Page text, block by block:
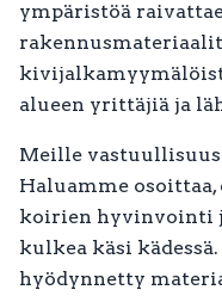
ympäristöä
alueen yrittäjiä ja
Meille
Haluamme
koirien hyvinvointi
kulkea käsi
hyödynnetty